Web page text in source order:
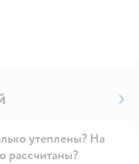
утеплены? На
рассчитаны?